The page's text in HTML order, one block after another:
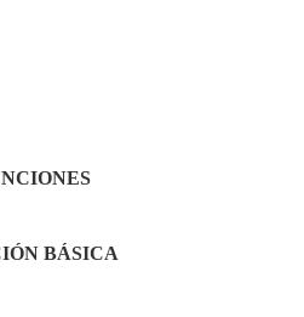
BÁSICA